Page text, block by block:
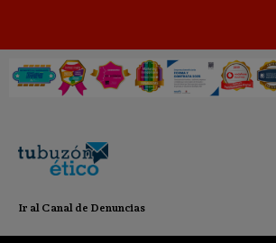
Ir al Canal de Denuncias